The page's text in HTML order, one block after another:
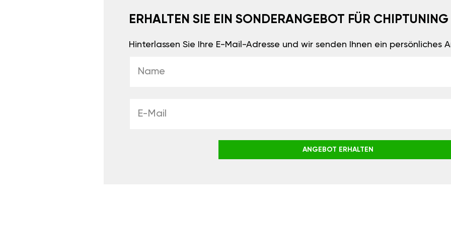
ERHALTEN SIE EIN SONDERANGEBOT FÜR CHIPTUNING
Hinterlassen Sie Ihre E-Mail-Adresse und wir senden Ihnen ein persönliches
ANGEBOT ERHALTEN